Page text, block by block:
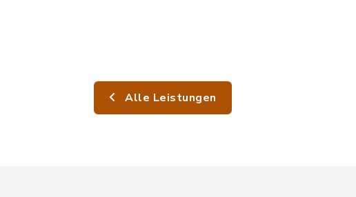
Alle Leistungen